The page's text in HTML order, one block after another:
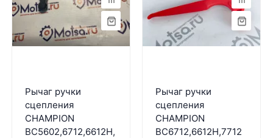
Рычаг ручки
сцепления
CHAMPION
BC5602,6712,6612H,
Рычаг ручки
сцепления
CHAMPION
BC6712,6612H,7712